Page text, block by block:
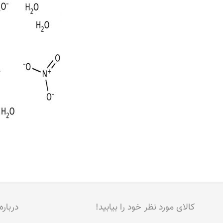
کالای مورد نظر خود را بیابید!